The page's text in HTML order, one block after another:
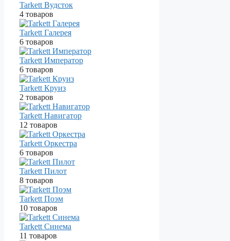
Tarkett Вудсток
4 товаров
Tarkett Галерея
6 товаров
Tarkett Император
6 товаров
Tarkett Круиз
2 товаров
Tarkett Навигатор
12 товаров
Tarkett Оркестра
6 товаров
Tarkett Пилот
8 товаров
Tarkett Поэм
10 товаров
Tarkett Синема
11 товаров